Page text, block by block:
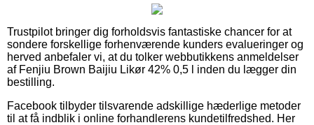
Trustpilot bringer dig forholdsvis fantastiske chancer for at
sondere forskellige forhenværende kunders evalueringer og
herved anbefaler vi, at du tolker webbutikkens anmeldelser
af Fenjiu Brown Baijiu Likør 42% 0,5 l inden du lægger din
bestilling.
Facebook tilbyder tilsvarende adskillige hæderlige metoder
til at få indblik i online forhandlerens kundetilfredshed. Her